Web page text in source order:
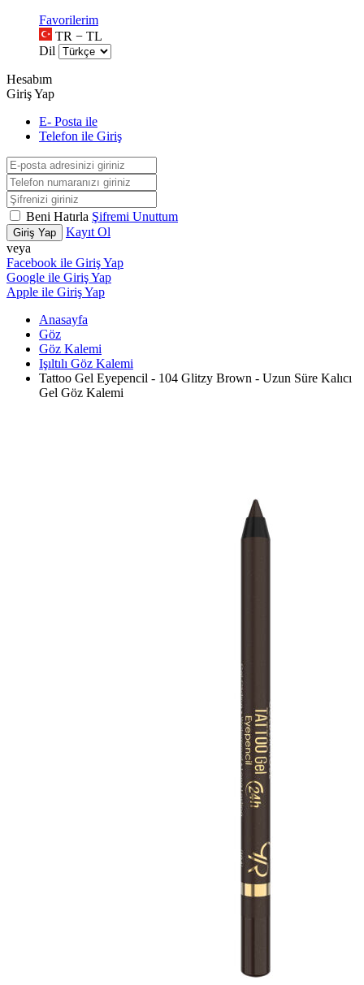
Favorilerim
TR − TL
Dil
Hesabım
Giriş Yap
E- Posta ile
Telefon ile Giriş
Beni Hatırla Şifremi Unuttum
Giriş Yap
Kayıt Ol
veya
Facebook ile Giriş Yap
Google ile Giriş Yap
Apple ile Giriş Yap
Anasayfa
Göz
Göz Kalemi
Işıltılı Göz Kalemi
Tattoo Gel Eyepencil - 104 Glitzy Brown - Uzun Süre Kalıcı
Gel Göz Kalemi